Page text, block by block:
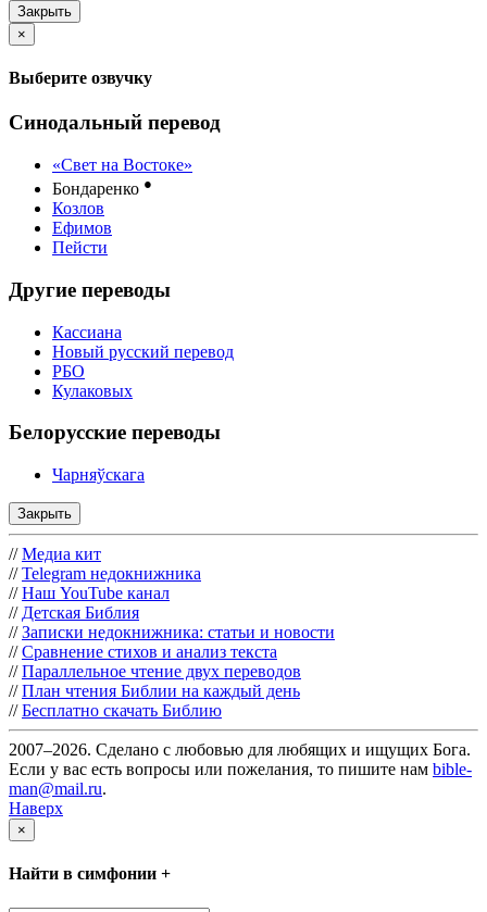
Закрыть
×
Выберите озвучку
Синодальный перевод
«Свет на Востоке»
Бондаренко ●
Козлов
Ефимов
Пейсти
Другие переводы
Кассиана
Новый русский перевод
РБО
Кулаковых
Белорусские переводы
Чарняўскага
Закрыть
// Медиа кит
// Telegram недокнижника
// Наш YouTube канал
// Детская Библия
// Записки недокнижника: статьи и новости
// Сравнение стихов и анализ текста
// Параллельное чтение двух переводов
// План чтения Библии на каждый день
// Бесплатно скачать Библию
2007–2026. Сделано с любовью для любящих и ищущих Бога.
Если у вас есть вопросы или пожелания, то пишите нам bible-
man@mail.ru.
Наверх
×
Найти в симфонии +